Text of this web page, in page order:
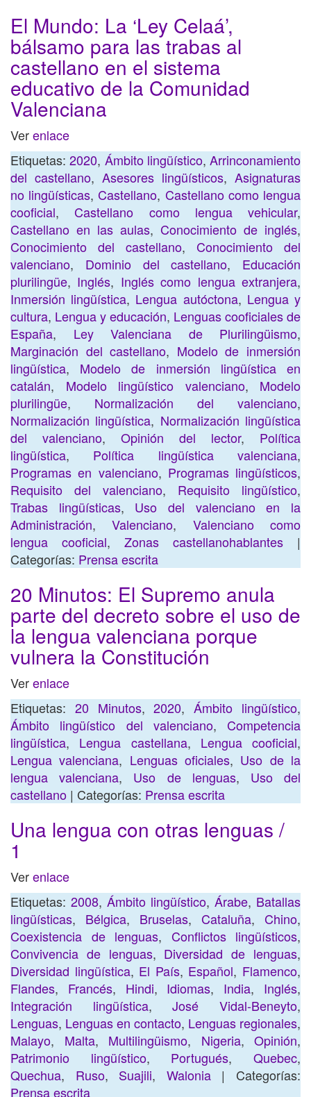
El Mundo: La ‘Ley Celaá’,
bálsamo para las trabas al
castellano en el sistema
educativo de la Comunidad
Valenciana
Verenlace
Etiquetas:2020, Ámbito lingüístico, Arrinconamiento
del castellano, Asesores lingüísticos, Asignaturas
no lingüísticas,Castellano, Castellano como lengua
cooficial,Castellano como lengua vehicular,
Castellano en las aulas, Conocimiento de inglés,
Conocimiento del castellano, Conocimiento del
valenciano, Dominio del castellano, Educación
plurilingüe, Inglés, Inglés como lengua extranjera,
Inmersión lingüística, Lengua autóctona, Lengua y
cultura, Lengua y educación, Lenguas cooficiales de
España, Ley Valenciana de Plurilingüismo,
Marginación del castellano, Modelo de inmersión
lingüística, Modelo de inmersión lingüística en
catalán, Modelo lingüístico valenciano, Modelo
plurilingüe, Normalización del valenciano,
Normalización lingüística, Normalización lingüística
del valenciano, Opinión del lector, Política
lingüística, Política lingüística valenciana,
Programas en valenciano, Programas lingüísticos,
Requisito del valenciano, Requisito lingüístico,
Trabas lingüísticas, Uso del valenciano en la
Administración,Valenciano, Valenciano como
lengua cooficial, Zonas castellanohablantes |
Categorías: Prensa escrita
20 Minutos: El Supremo anula
parte del decreto sobre el uso de
la lengua valenciana porque
vulnera la Constitución
Verenlace
Etiquetas: 20 Minutos,2020,Ámbito lingüístico,
Ámbito lingüístico del valenciano, Competencia
lingüística, Lengua castellana, Lengua cooficial,
Lengua valenciana, Lenguas oficiales, Uso de la
lengua valenciana, Uso de lenguas, Uso del
castellano | Categorías: Prensa escrita
Una lengua con otras lenguas /
1
Verenlace
Etiquetas: 2008, Ámbito lingüístico, Árabe, Batallas
lingüísticas, Bélgica, Bruselas, Cataluña, Chino,
Coexistencia de lenguas, Conflictos lingüísticos,
Convivencia de lenguas, Diversidad de lenguas,
Diversidad lingüística, El País, Español, Flamenco,
Flandes, Francés, Hindi, Idiomas, India, Inglés,
Integración lingüística,José Vidal-Beneyto,
Lenguas, Lenguas en contacto, Lenguas regionales,
Malayo, Malta, Multilingüismo, Nigeria, Opinión,
Patrimonio lingüístico, Portugués,Quebec,
Quechua, Ruso, Suajili, Walonia| Categorías:
Prensa escrita